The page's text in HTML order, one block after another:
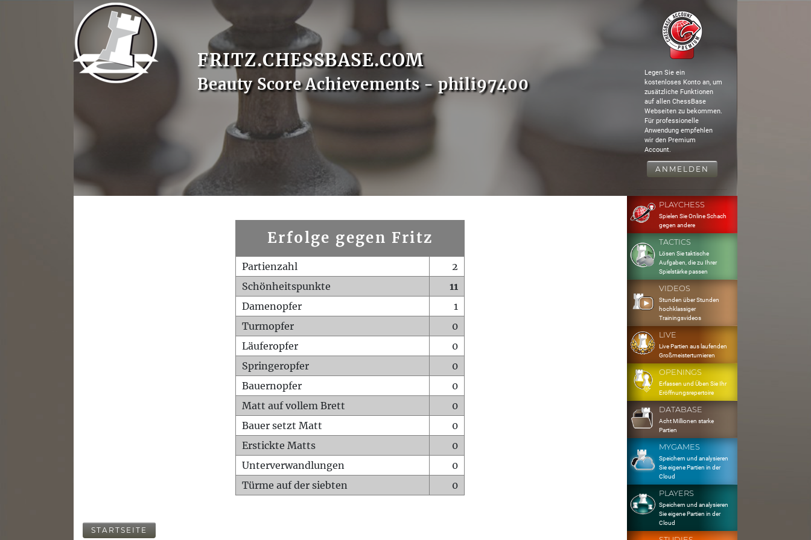
FRITZ.CHESSBASE.COM
Beauty Score Achievements - phili97400
Legen Sie ein
kostenloses Konto an, um
zusätzliche Funktionen
auf allen ChessBase
Webseiten zu bekommen.
Für professionelle
Anwendung empfehlen
wir den Premium
Account.
ANMELDEN
Erfolge gegen Fritz
Partienzahl
2
Schönheitspunkte
11
Damenopfer
1
Turmopfer
0
Läuferopfer
0
Springeropfer
0
Bauernopfer
0
Matt auf vollem Brett
0
Bauer setzt Matt
0
Erstickte Matts
0
Unterverwandlungen
0
Türme auf der siebten
0
STARTSEITE
PLAYCHESS
Spielen Sie Online Schach
gegen andere
TACTICS
Lösen Sie taktische
Aufgaben, die zu Ihrer
Spielstärke passen
VIDEOS
Stunden über Stunden
hochklassiger
Trainingsvideos
LIVE
Live Partien aus laufenden
Großmeisterturnieren
OPENINGS
Erfassen und Üben Sie Ihr
Eröffnungsrepertoire
DATABASE
Acht Millionen starke
Partien
MYGAMES
Speichern und analysieren
Sie eigene Partien in der
Cloud
PLAYERS
Speichern und analysieren
Sie eigene Partien in der
Cloud